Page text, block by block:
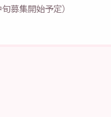
募集開始予定）